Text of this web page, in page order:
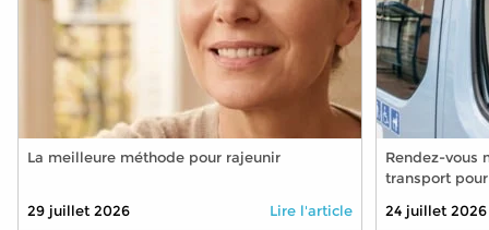
La meilleure méthode pour rajeunir
29 juillet 2026 Lire l'article
Rendez-vous
transport
24 juillet 2026